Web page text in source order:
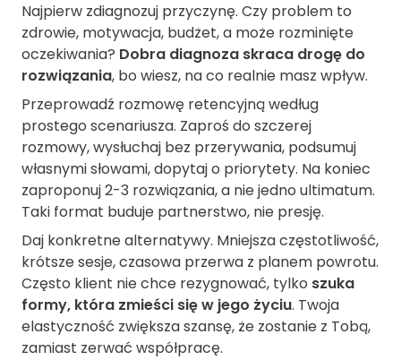
Najpierw zdiagnozuj przyczynę. Czy problem to
zdrowie, motywacja, budżet, a może rozminięte
oczekiwania? Dobra diagnoza skraca drogę do
rozwiązania, bo wiesz, na co realnie masz wpływ.
Przeprowadź rozmowę retencyjną według
prostego scenariusza. Zaproś do szczerej
rozmowy, wysłuchaj bez przerywania, podsumuj
własnymi słowami, dopytaj o priorytety. Na koniec
zaproponuj 2-3 rozwiązania, a nie jedno ultimatum.
Taki format buduje partnerstwo, nie presję.
Daj konkretne alternatywy. Mniejsza częstotliwość,
krótsze sesje, czasowa przerwa z planem powrotu.
Często klient nie chce rezygnować, tylko szuka
formy, która zmieści się w jego życiu. Twoja
elastyczność zwiększa szansę, że zostanie z Tobą,
zamiast zerwać współpracę.